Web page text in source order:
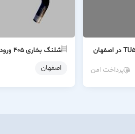
پرداخت امن
شلنگ بخاری ۴۰۵ ورودی کوتاه
اصفهان